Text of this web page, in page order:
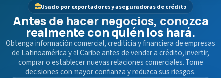
Usado por exportadores y aseguradoras de crédito
Antes de hacer negocios, conozca
realmente con quién los hará.
Obtenga información comercial, crediticia y financiera de empresas
de Latinoamérica y el Caribe antes de vender a crédito, invertir,
comprar o establecer nuevas relaciones comerciales. Tome
decisiones con mayor confianza y reduzca sus riesgos.